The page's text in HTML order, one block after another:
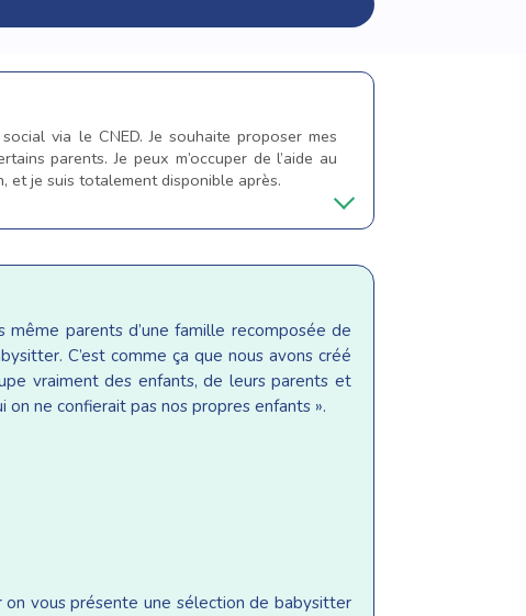
via le CNED. Je souhaite proposer mes
parents. Je peux m’occuper de l’aide au
et je suis totalement disponible après.
parents d’une famille recomposée de
C’est comme ça que nous avons créé
vraiment des enfants, de leurs parents et
ne confierait pas nos propres enfants ».
on vous présente une sélection de babysitter